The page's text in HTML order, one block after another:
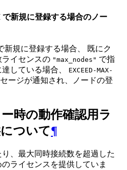
で新規に登録する場合のノー
新規に登録する場合、 既にク
イセンスの "max_nodes" で指
している場合、
EXCEED-MAX-
ージが通知され、ノードの登
時の動作確認用ラ
ついて¶
、最大同時接続数を超過した
ライセンスを提供していま